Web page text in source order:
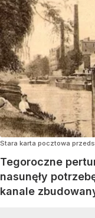
Stara karta pocztowa
Tegoroczne
nasunęły
kanale